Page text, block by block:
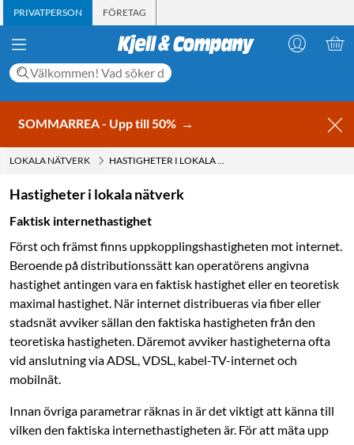
PRIVATPERSON FÖRETAG
SOMMARREA - Upp till 50% →
LOKALA NÄTVERK HASTIGHETER I LOKALA NÄTVERK
Hastigheter i lokala nätverk
Faktisk internethastighet
Först och främst finns uppkopplingshastigheten mot internet.
Beroende på ­distributionssätt kan operatörens angivna
hastighet antingen vara en faktisk hastighet eller en teoretisk
maximal hastighet. När internet distribueras via fiber eller
stadsnät avviker sällan den faktiska hastigheten från den
teoretiska hastigheten. Däremot avviker hastigheterna ofta
vid anslutning via ADSL, VDSL, kabel-TV-internet och
mobilnät.
Innan övriga parametrar räknas in är det viktigt att känna till
vilken den faktiska internet­hastigheten är. För att mäta upp